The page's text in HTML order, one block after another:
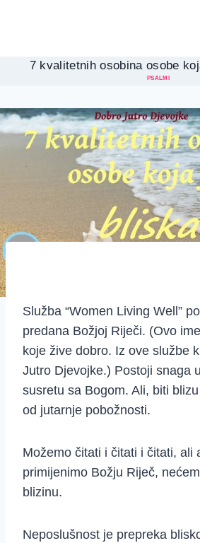
7 kvalitetnih osobina osobe
PSALMI
Služba “Women Living Well”
predana Božjoj Riječi. (Ovo
koje žive dobro. Iz ove službe
Jutro Djevojke.) Postoji snaga
susretu sa Bogom. Ali, biti
od jutarnje pobožnosti.
Možemo čitati i čitati i čitati, ali
primijenimo Božju Riječ,
blizinu.
Neposlušnost je prepreka